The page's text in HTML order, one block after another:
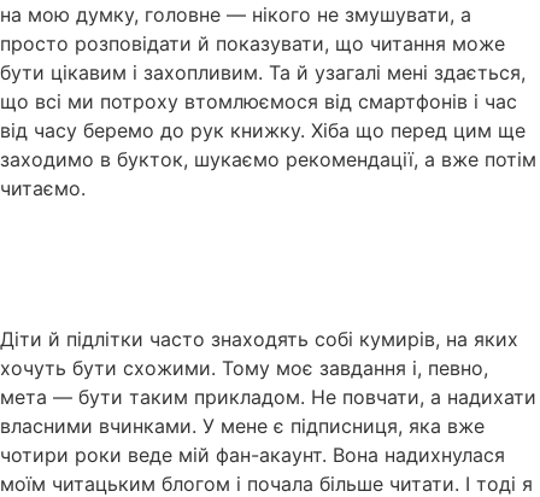
на мою думку, головне — нікого не змушувати, а
просто розповідати й показувати, що читання може
бути цікавим і захопливим. Та й узагалі мені здається,
що всі ми потроху втомлюємося від смартфонів і час
від часу беремо до рук книжку. Хіба що перед цим ще
заходимо в букток, шукаємо рекомендації, а вже потім
читаємо.
Діти й підлітки часто знаходять собі кумирів, на яких
хочуть бути схожими. Тому моє завдання і, певно,
мета — бути таким прикладом. Не повчати, а надихати
власними вчинками. У мене є підписниця, яка вже
чотири роки веде мій фан-акаунт. Вона надихнулася
моїм читацьким блогом і почала більше читати. І тоді я